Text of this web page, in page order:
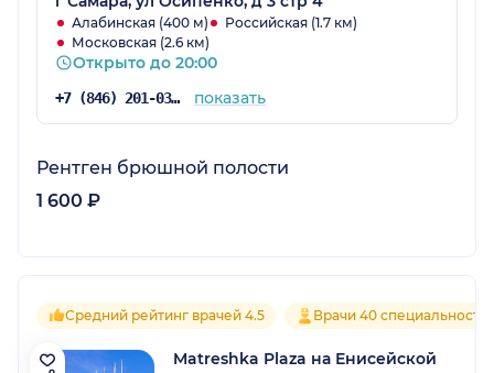
Алабинская (400 м)
Российская (1.7 км)
Московская (2.6 км)
Открыто до 20:00
+7 (846) 201-03-05 показать
Рентген брюшной полости
1 600 ₽
Средний рейтинг врачей 4.5 Врачи 40
Matreshka Plaza на Енисейской